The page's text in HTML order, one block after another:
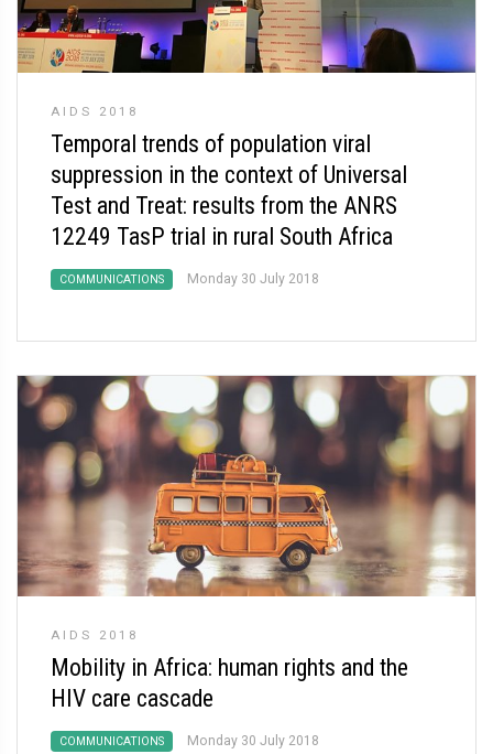
AIDS 2018
Temporal trends of population viral
suppression in the context of Universal
Test and Treat: results from the ANRS
12249 TasP trial in rural South Africa
COMMUNICATIONS Monday 30 July 2018
AIDS 2018
Mobility in Africa: human rights and the
HIV care cascade
COMMUNICATIONS Monday 30 July 2018